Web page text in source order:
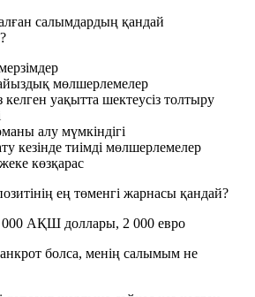
салымдардың қандай
мөлшерлемелер
уақытта шектеусіз толтыру
алу мүмкіндігі
кезінде тиімді мөлшерлемелер
көзқарас
ең төменгі жарнасы қандай?
000 АҚШ доллары, 2 000 евро
болса, менің салымым не